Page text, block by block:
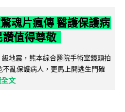
魂片瘋傳 醫護保護病
值得尊敬
地震，熊本綜合醫院手術室鏡頭拍
亂保護病人，更馬上開逃生門確
文